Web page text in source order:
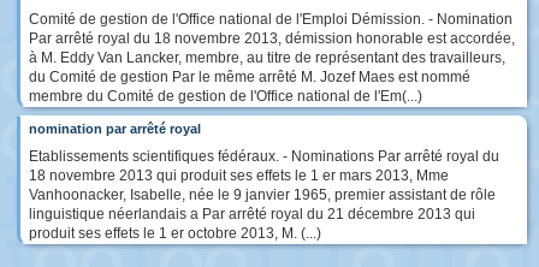
Comité de gestion de l'Office national de l'Emploi Démission. - Nomination
Par arrêté royal du 18 novembre 2013, démission honorable est accordée,
à M. Eddy Van Lancker, membre, au titre de représentant des travailleurs,
du Comité de gestion Par le même arrêté M. Jozef Maes est nommé
membre du Comité de gestion de l'Office national de l'Em(...)
nomination par arrêté royal
Etablissements scientifiques fédéraux. - Nominations Par arrêté royal du
18 novembre 2013 qui produit ses effets le 1 er mars 2013, Mme
Vanhoonacker, Isabelle, née le 9 janvier 1965, premier assistant de rôle
linguistique néerlandais a Par arrêté royal du 21 décembre 2013 qui
produit ses effets le 1 er octobre 2013, M. (...)